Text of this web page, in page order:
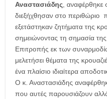
Αναστασιάδης, αναφέρθηκε
διεξήχθησαν στο
εξετάστηκαν ζητήματα της
σημειώνοντας τη σημασία
Επιτροπής εκ των
μελετήσει θέματα της
ένα πλαίσιο ιδιαίτερα
Ο κ. Αναστασιάδης
που αυτές παρουσιάζουν